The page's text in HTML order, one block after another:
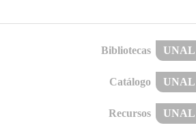
Bibliotecas UNAL
Catálogo UNAL
Recursos UNAL